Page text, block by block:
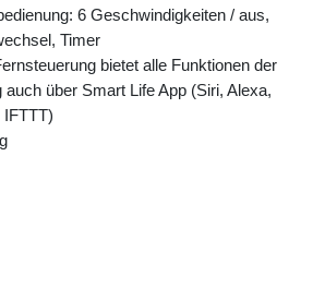
6 Geschwindigkeiten / aus,
Timer
bietet alle Funktionen der
auch über Smart Life App (Siri, Alexa,